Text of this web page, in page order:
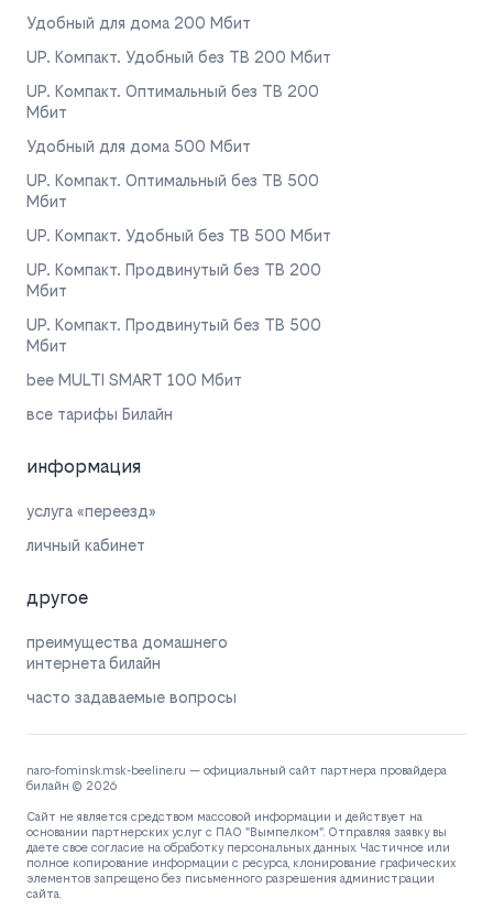
Удобный для дома 200 Мбит
UP. Компакт. Удобный без ТВ 200 Мбит
UP. Компакт. Оптимальный без ТВ 200
Мбит
Удобный для дома 500 Мбит
UP. Компакт. Оптимальный без ТВ 500
Мбит
UP. Компакт. Удобный без ТВ 500 Мбит
UP. Компакт. Продвинутый без ТВ 200
Мбит
UP. Компакт. Продвинутый без ТВ 500
Мбит
bee MULTI SMART 100 Мбит
все тарифы Билайн
информация
услуга «переезд»
личный кабинет
другое
преимущества домашнего
интернета билайн
часто задаваемые вопросы
naro-fominsk.msk-beeline.ru — официальный сайт партнера провайдера
билайн © 2026
Сайт не является средством массовой информации и действует на
основании партнерских услуг с ПАО "Вымпелком". Отправляя заявку вы
даете свое согласие на обработку персональных данных. Частичное или
полное копирование информации с ресурса, клонирование графических
элементов запрещено без письменного разрешения администрации
сайта.